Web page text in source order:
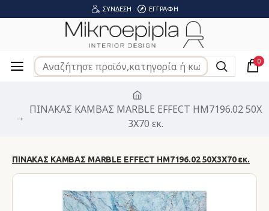
ΣΎΝΔΕΣΗ ΕΓΓΡΑΦΉ
0
ΠΙΝΑΚΑΣ ΚΑΜΒΑΣ MARBLE EFFECT HM7196.02 50X
3X70 εκ.
ΠΙΝΑΚΑΣ ΚΑΜΒΑΣ MARBLE EFFECT HM7196.02 50X3X70 εκ.